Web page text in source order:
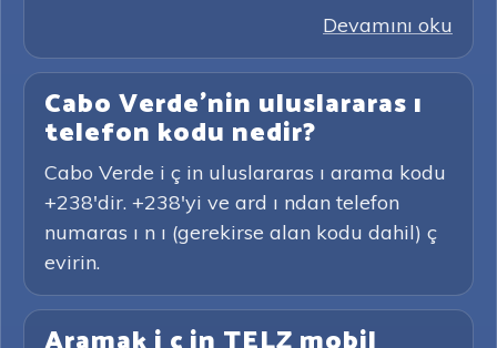
Devamını oku
Cabo Verde'nin uluslararas ı
telefon kodu nedir?
Cabo Verde i ç in uluslararas ı arama kodu
+238'dir. +238'yi ve ard ı ndan telefon
numaras ı n ı (gerekirse alan kodu dahil) ç
evirin.